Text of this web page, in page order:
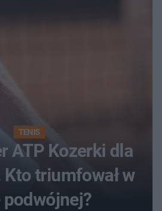
TENIS
ATP Kozerki dla
triumfował w
podwójnej?